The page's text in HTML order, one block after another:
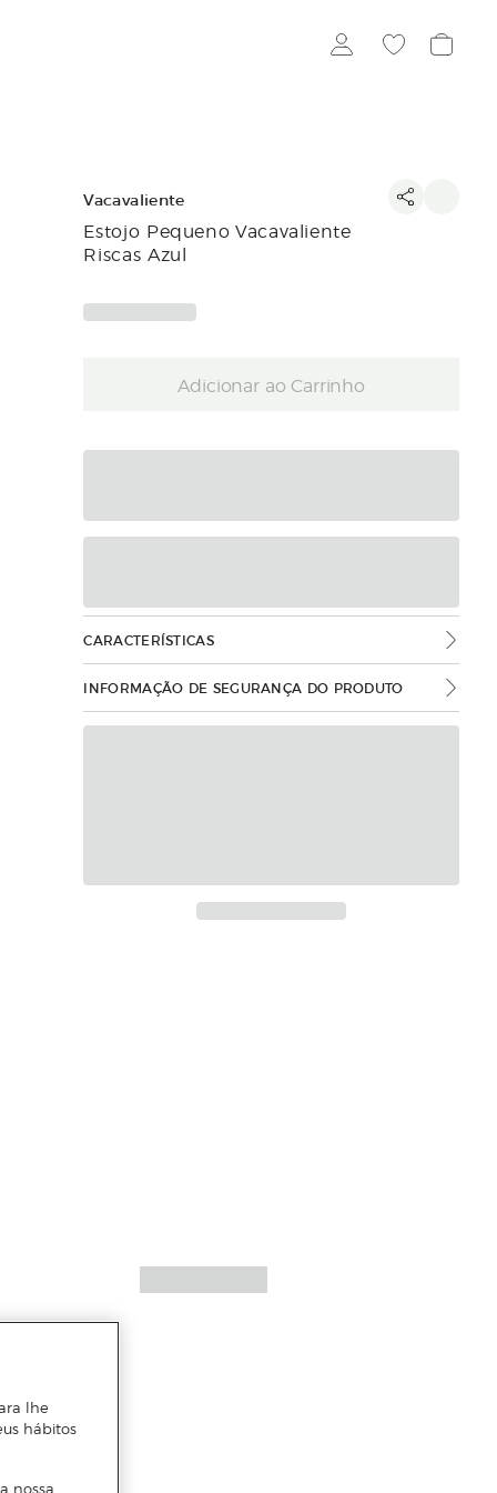
Vacavaliente
Estojo Pequeno Vacavaliente
Riscas Azul
Adicionar ao Carrinho
CARACTERÍSTICAS
INFORMAÇÃO DE SEGURANÇA DO PRODUTO
lhe
hábitos
nossa